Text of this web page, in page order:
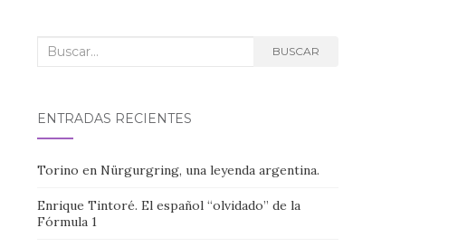
Buscar: BUSCAR
ENTRADAS RECIENTES
Torino en Nürgurgring, una leyenda argentina.
Enrique Tintoré. El español “olvidado” de la
Fórmula 1